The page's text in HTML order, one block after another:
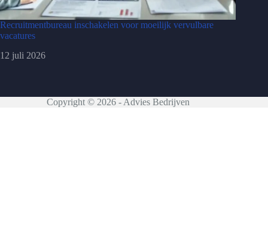
Recruitmentbureau inschakelen voor moeilijk vervulbare
vacatures
12 juli 2026
Copyright © 2026 - Advies Bedrijven